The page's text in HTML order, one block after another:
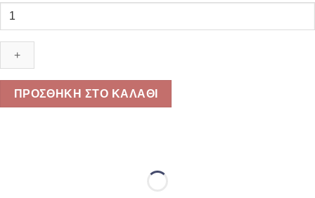
Στικ
-
Heart
ποσότητα
ΠΡΟΣΘΉΚΗ ΣΤΟ ΚΑΛΆΘΙ